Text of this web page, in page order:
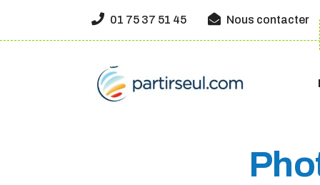
01 75 37 51 45 Nous contacter